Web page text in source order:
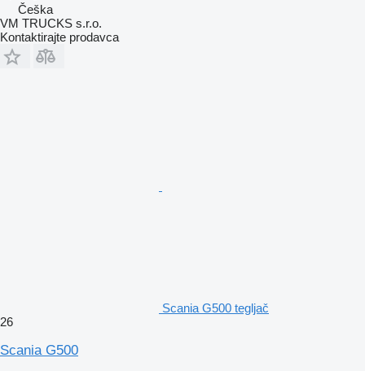
Češka
VM TRUCKS s.r.o.
Kontaktirajte prodavca
Scania G500 tegljač
26
Scania G500